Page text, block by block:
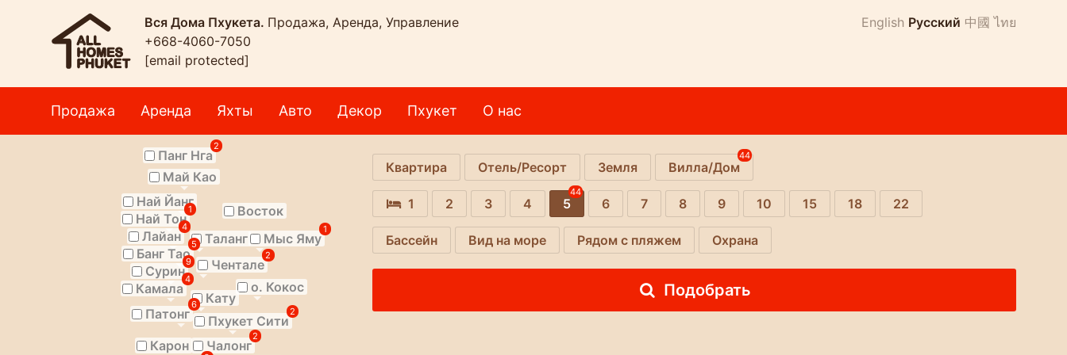
Вся Дома Пхукета. Продажа, Аренда, Управление
+668-4060-7050
[email protected]
English Русский 中國 ไทย
Продажа Аренда Яхты Авто Декор Пхукет О нас
Панг Нга
2
Май Као
Най Йанг
Восток
Най Тон
1
Лайан
4
Таланг
Банг Тао
5 Мыс Яму
1
Чентале
2
Сурин
9
Камала
4 о. Кокос
Кату
Патонг
6
Пхукет Сити
2
Чалонг
2
Карон
Квартира Отель/Ресорт Земля Вилла/Дом
44
1 2 3 4 5
44
6 7 8 9 10 15 18 22
Бассейн Вид на море Рядом с пляжем Охрана
Подобрать